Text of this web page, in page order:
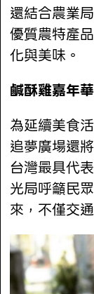
還結合農業
優質農特產
化與美味。
鹹酥雞嘉年
為延續美食
追夢廣場還
台灣最具代
光局呼籲民
來，不僅交